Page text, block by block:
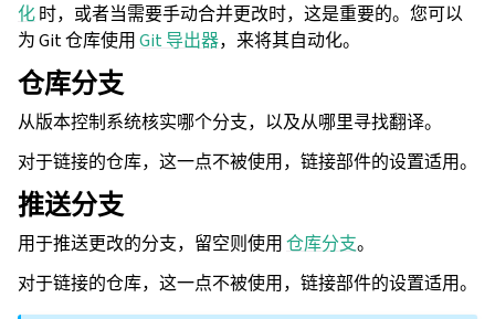
化时，或者当需要手动合并更改时，这是重要的。您可以
为 Git 仓库使用Git 导出器，来将其自动化。
仓库分支
从版本控制系统核实哪个分支，以及从哪里寻找翻译。
对于链接的仓库，这一点不被使用，链接部件的设置适用。
推送分支
用于推送更改的分支，留空则使用仓库分支。
对于链接的仓库，这一点不被使用，链接部件的设置适用。